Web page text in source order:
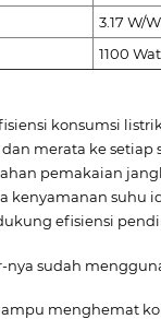
3.17 W/W
1100
konsumsi
merata ke setiap
pemakaian
kenyamanan suhu
efisiensi
sudah
menghemat